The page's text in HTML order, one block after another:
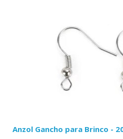
Anzol Gancho para Brinco -